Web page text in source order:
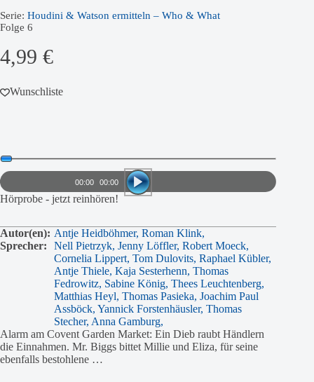
Serie: Houdini & Watson ermitteln – Who & What
Folge 6
4,99 €
Wunschliste
Audio-
Player
00:00 00:00
Hörprobe - jetzt reinhören!
Autor(en): Antje Heidböhmer, Roman Klink,
Sprecher:
Nell Pietrzyk, Jenny Löffler, Robert Moeck,
Cornelia Lippert, Tom Dulovits, Raphael Kübler,
Antje Thiele, Kaja Sesterhenn, Thomas
Fedrowitz, Sabine König, Thees Leuchtenberg,
Matthias Heyl, Thomas Pasieka, Joachim Paul
Assböck, Yannick Forstenhäusler, Thomas
Stecher, Anna Gamburg,
Alarm am Covent Garden Market: Ein Dieb raubt Händlern
die Einnahmen. Mr. Biggs bittet Millie und Eliza, für seine
ebenfalls bestohlene …